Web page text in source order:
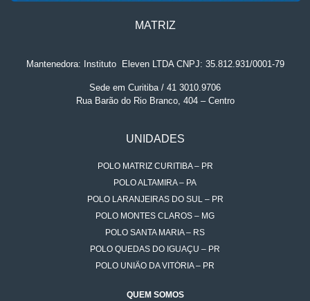
MATRIZ
Mantenedora: Instituto. Eleven LTDA CNPJ: 35.812.931/0001-79
Sede em Curitiba / 41 3010.9706
Rua Barão do Rio Branco, 404 – Centro
UNIDADES
POLO MATRIZ CURITIBA – PR
POLO ALTAMIRA – PA
POLO LARANJEIRAS DO SUL – PR
POLO MONTES CLAROS – MG
POLO SANTA MARIA – RS
POLO QUEDAS DO IGUAÇU – PR
POLO UNIÃO DA VITÓRIA – PR
QUEM SOMOS